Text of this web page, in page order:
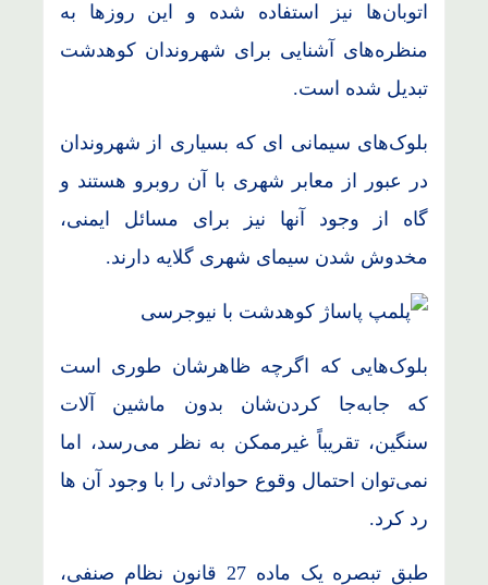
اتوبان‌ها نیز استفاده شده و این روزها به
منظره‌های آشنایی برای شهروندان کوهدشت
تبدیل شده است.
بلوک‌های سیمانی ای که بسیاری از شهروندان
در عبور از معابر شهری با آن روبرو هستند و
گاه از وجود آنها نیز برای مسائل ایمنی،
مخدوش شدن سیمای شهری گلایه دارند.
بلوک‌هایی که اگرچه ظاهرشان طوری است
که جابه‌جا کردن‌شان بدون ماشین آلات
سنگین، تقریباً غیرممکن به نظر می‌رسد، اما
نمی‌توان احتمال وقوع حوادثی را با وجود آن ها
رد کرد.
طبق تبصره یک ماده 27 قانون نظام صنفی،